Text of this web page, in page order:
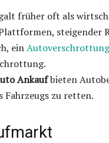
früher oft als
steigender
einAutoverschrottung
Ankaufbieten
Fahrzeugs zu retten.